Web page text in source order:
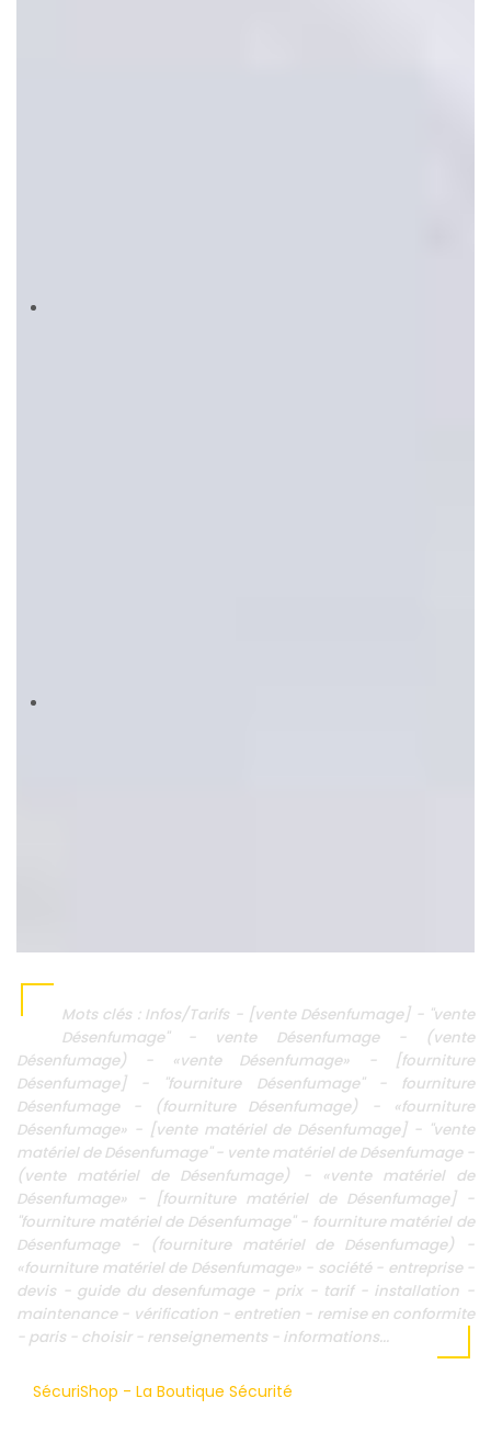
Mots clés : Infos/Tarifs - [vente Désenfumage] - "vente
Désenfumage" - vente Désenfumage - (vente
Désenfumage) - «vente Désenfumage» - [fourniture
Désenfumage] - "fourniture Désenfumage" - fourniture
Désenfumage - (fourniture Désenfumage) - «fourniture
Désenfumage» - [vente matériel de Désenfumage] - "vente
matériel de Désenfumage" - vente matériel de Désenfumage -
(vente matériel de Désenfumage) - «vente matériel de
Désenfumage» - [fourniture matériel de Désenfumage] -
"fourniture matériel de Désenfumage" - fourniture matériel de
Désenfumage - (fourniture matériel de Désenfumage) -
«fourniture matériel de Désenfumage» - société - entreprise -
devis - guide du desenfumage - prix - tarif - installation -
maintenance - vérification - entretien - remise en conformite
- paris - choisir - renseignements - informations...
SécuriShop - La Boutique Sécurité